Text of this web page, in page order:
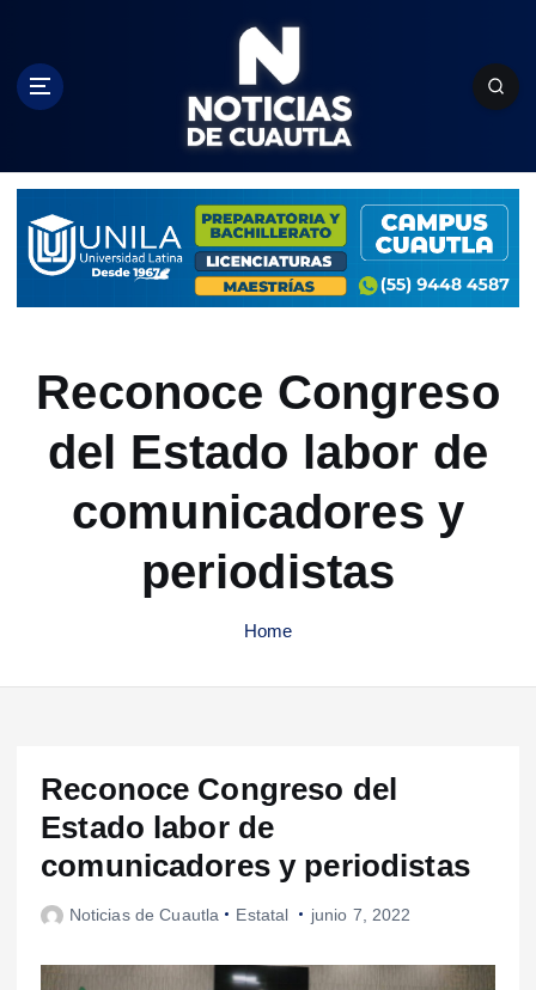
c
Reconoce Congreso
del Estado labor de
comunicadores y
periodistas
Home
Reconoce Congreso del
Estado labor de
comunicadores y periodistas
Noticias de Cuautla Estatal junio 7, 2022